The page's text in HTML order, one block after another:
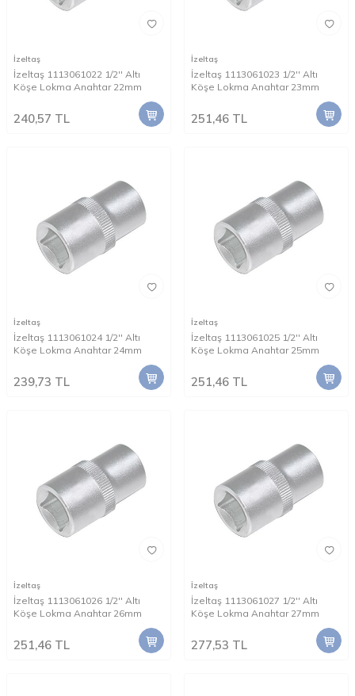
İzeltaş
İzeltaş 1113061022 1/2'' Altı
Köşe Lokma Anahtar 22mm
240,57 TL
İzeltaş
İzeltaş 1113061023 1/2'' Altı
Köşe Lokma Anahtar 23mm
251,46 TL
İzeltaş
İzeltaş 1113061024 1/2'' Altı
Köşe Lokma Anahtar 24mm
239,73 TL
İzeltaş
İzeltaş 1113061025 1/2'' Altı
Köşe Lokma Anahtar 25mm
251,46 TL
İzeltaş
İzeltaş 1113061026 1/2'' Altı
Köşe Lokma Anahtar 26mm
251,46 TL
İzeltaş
İzeltaş 1113061027 1/2'' Altı
Köşe Lokma Anahtar 27mm
277,53 TL